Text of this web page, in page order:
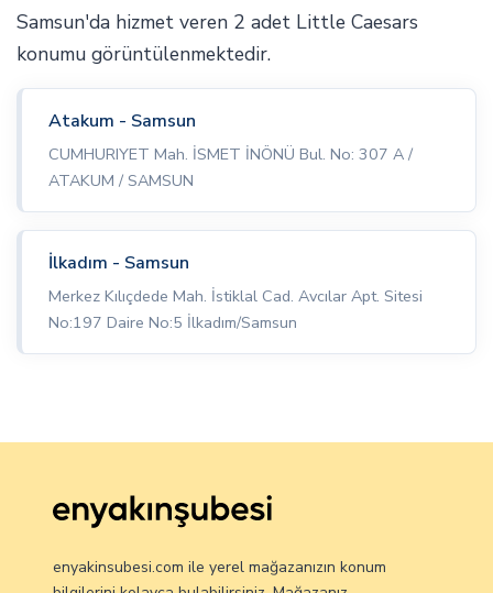
Samsun'da hizmet veren 2 adet Little Caesars
konumu görüntülenmektedir.
Atakum - Samsun
CUMHURIYET Mah. İSMET İNÖNÜ Bul. No: 307 A /
ATAKUM / SAMSUN
İlkadım - Samsun
Merkez Kılıçdede Mah. İstiklal Cad. Avcılar Apt. Sitesi
No:197 Daire No:5 İlkadım/Samsun
enyakinsubesi.com ile yerel mağazanızın konum